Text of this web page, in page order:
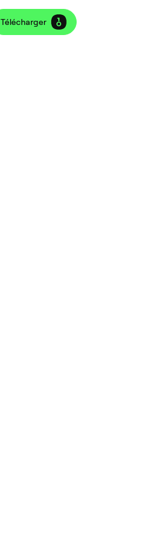
Télécharger